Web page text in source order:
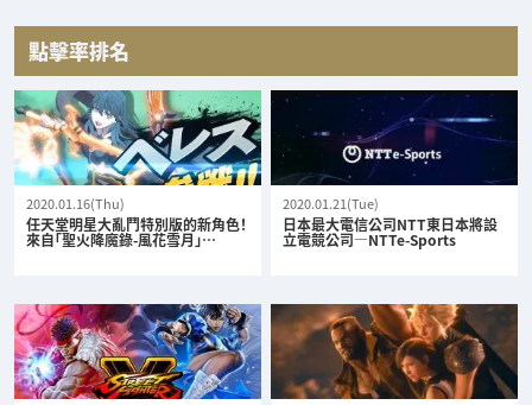
點擊率排名
2020.01.16(Thu)
任天堂明星大亂鬥特別版的新角色！
來自「聖火降魔錄-風花雪月」…
2020.01.21(Tue)
日本最大電信公司NTT東日本將設
立電競公司—NTTe-Sports